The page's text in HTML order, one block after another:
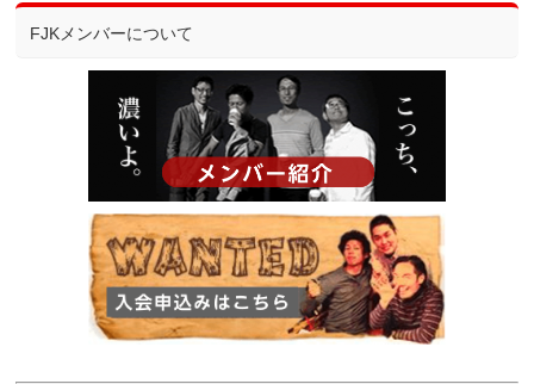
FJKメンバーについて